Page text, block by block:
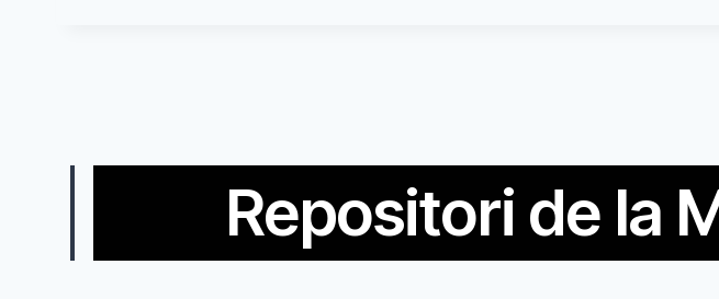
Repositori de la